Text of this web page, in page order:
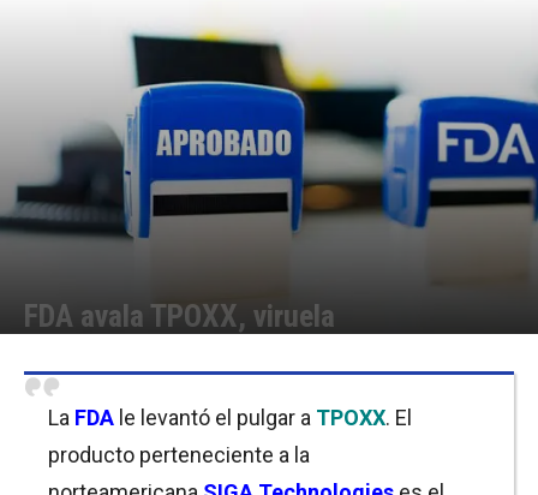
FDA avala TPOXX, viruela
La FDA le levantó el pulgar a TPOXX. El
producto perteneciente a la